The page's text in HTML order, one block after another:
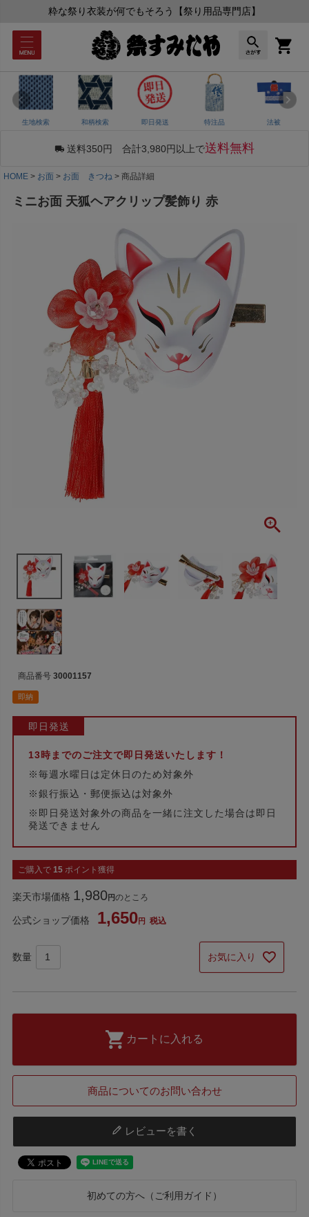
粋な祭り衣装が何でもそろう【祭り用品専門店】
生地検索 和柄検索 即日発送 特注品 法被
送料350円 合計3,980円以上で送料無料
HOME お面 お面 きつね 商品詳細
ミニお面 天狐ヘアクリップ髪飾り 赤
商品番号 30001157
即納
即日発送
13時までのご注文で即日発送いたします！
※毎週水曜日は定休日のため対象外
※銀行振込・郵便振込は対象外
※即日発送対象外の商品を一緒に注文した場合は即日
発送できません
ご購入で 15 ポイント獲得
楽天市場価格 1,980 のところ
公式ショップ価格 1,650 税込
お気に入り
カートに入れる
商品についてのお問い合わせ
レビューを書く
初めての方へ（ご利用ガイド）